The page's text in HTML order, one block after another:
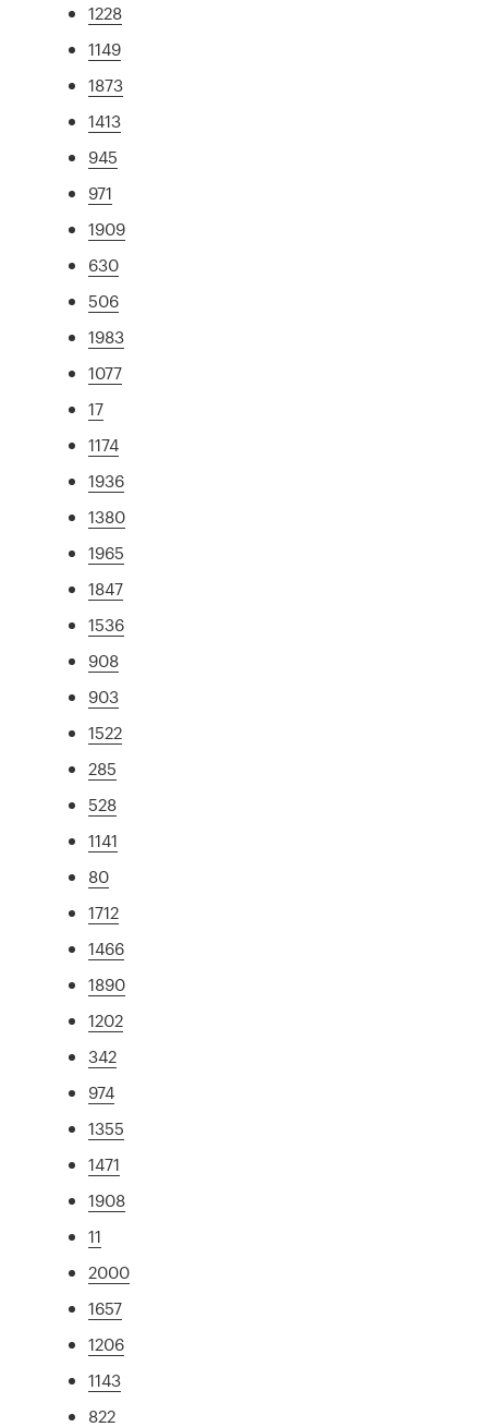
1228
1149
1873
1413
945
971
1909
630
506
1983
1077
17
1174
1936
1380
1965
1847
1536
908
903
1522
285
528
1141
80
1712
1466
1890
1202
342
974
1355
1471
1908
11
2000
1657
1206
1143
822